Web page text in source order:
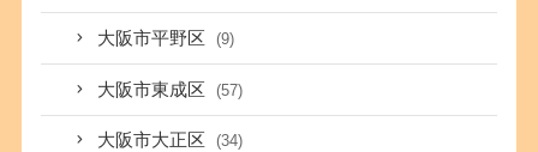
大阪市平野区 (9)
大阪市東成区 (57)
大阪市大正区 (34)